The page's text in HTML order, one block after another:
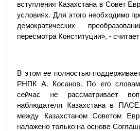
вступления Казахстана в Совет
условиях. Для этого необходимо
демократических
пересмотра Конституции», -
В этом ее полностью
РНПК А. Косанов. По его
сейчас не рассматривает
наблюдателя Казахстана в
между Казахстаном Советом
налажено только на основе